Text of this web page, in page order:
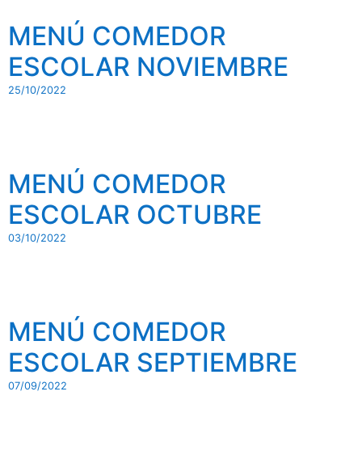
MENÚ COMEDOR
ESCOLAR NOVIEMBRE
25/10/2022
MENÚ COMEDOR
ESCOLAR OCTUBRE
03/10/2022
MENÚ COMEDOR
ESCOLAR SEPTIEMBRE
07/09/2022